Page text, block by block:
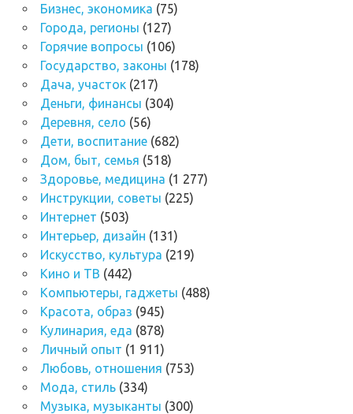
Бизнес, экономика (75)
Города, регионы (127)
Горячие вопросы (106)
Государство, законы (178)
Дача, участок(217)
Деньги, финансы (304)
Деревня, село (56)
Дети, воспитание(682)
Дом, быт, семья (518)
Здоровье, медицина (1 277)
Инструкции, советы (225)
Интернет (503)
Интерьер, дизайн (131)
Искусство, культура (219)
Кино и ТВ (442)
Компьютеры, гаджеты (488)
Красота, образ (945)
Кулинария, еда (878)
Личный опыт (1 911)
Любовь, отношения (753)
Мода, стиль(334)
Музыка, музыканты (300)